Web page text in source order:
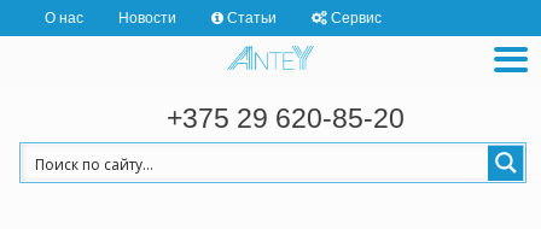
О нас Новости Статьи Сервис
+375 29 620-85-20